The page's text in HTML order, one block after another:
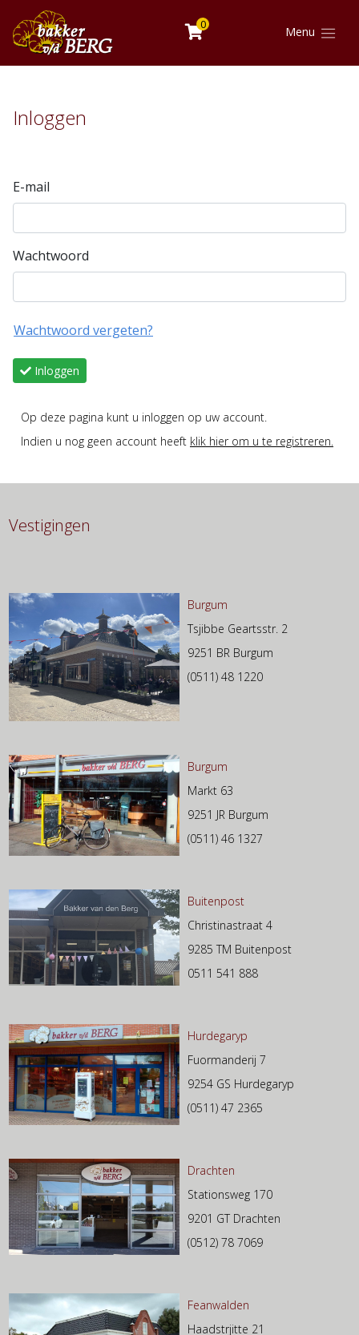
0
Menu
Inloggen
E-mail
Wachtwoord
Wachtwoord vergeten?
Inloggen
Op deze pagina kunt u inloggen op uw account.
Indien u nog geen account heeft klik hier om u te registreren.
Vestigingen
Burgum
Tsjibbe Geartsstr. 2
9251 BR Burgum
(0511) 48 1220
Burgum
Markt 63
9251 JR Burgum
(0511) 46 1327
Buitenpost
Christinastraat 4
9285 TM Buitenpost
0511 541 888
Hurdegaryp
Fuormanderij 7
9254 GS Hurdegaryp
(0511) 47 2365
Drachten
Stationsweg 170
9201 GT Drachten
(0512) 78 7069
Feanwalden
Haadstrjitte 21